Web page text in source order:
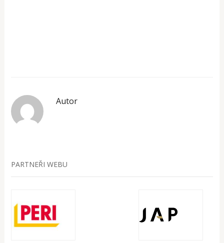
Autor
PARTNEŘI WEBU